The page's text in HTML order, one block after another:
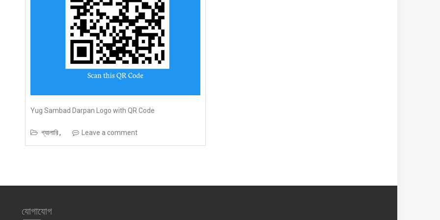
Yug Sambad Darpan Logo with QR Code
গ্যালারি Leave a comment
যোগাযোগ